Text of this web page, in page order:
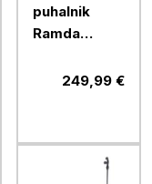
puhalnik
Ramda
249,99 €